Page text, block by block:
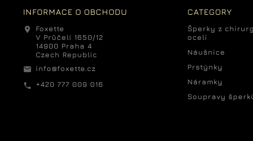
INFORMACE O OBCHODU
location_on
Foxette
V Průčelí 1650/12
14900 Praha 4
Czech Republic
email info@foxette.cz
call
+420 777 009 016
CATEGORY
Šperky z
oceli
Náušnice
Prstýnky
Náramky
Soupravy